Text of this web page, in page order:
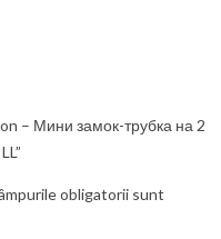
– Мини замок-трубка на 2
obligatorii sunt